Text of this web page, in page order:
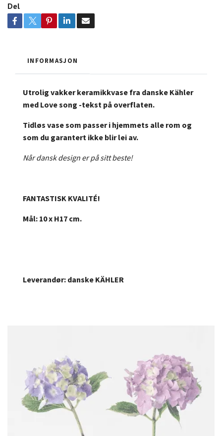
Del
INFORMASJON
Utrolig vakker keramikkvase fra danske Kähler
med Love song -tekst på overflaten.
Tidløs vase som passer i hjemmets alle rom og
som du garantert ikke blir lei av.
Når dansk design er på sitt beste!
FANTASTISK KVALITÉ!
Mål: 10 x H17 cm.
Leverandør: danske KÄHLER